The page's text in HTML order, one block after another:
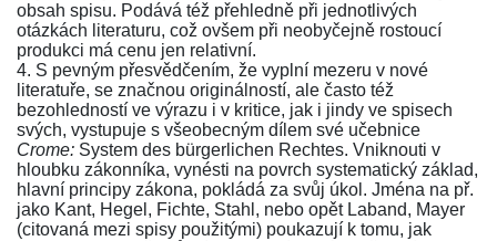
obsah spisu. Podává též přehledně při jednotlivých
otázkách literaturu, což ovšem při neobyčejně rostoucí
produkci má cenu jen relativní.
4. S pevným přesvědčením, že vyplní mezeru v nové
literatuře, se značnou originálností, ale často též
bezohledností ve výrazu i v kritice, jak i jindy ve spisech
svých, vystupuje s všeobecným dílem své učebnice
Crome: System des bürgerlichen Rechtes. Vniknouti v
hloubku zákonníka, vynésti na povrch systematický základ,
hlavní principy zákona, pokládá za svůj úkol. Jména na př.
jako Kant, Hegel, Fichte, Stahl, nebo opět Laband, Mayer
(citovaná mezi spisy použitými) poukazují k tomu, jak